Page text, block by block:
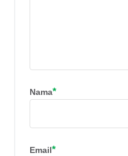
Nama*
Email*